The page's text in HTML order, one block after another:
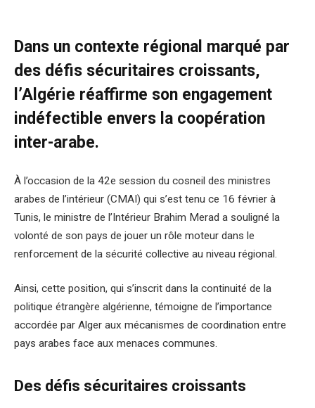
Dans un contexte régional marqué par
des défis sécuritaires croissants,
l’Algérie réaffirme son engagement
indéfectible envers la coopération
inter-arabe.
À l’occasion de la 42e session du cosneil des ministres
arabes de l’intérieur (CMAI) qui s’est tenu ce 16 février à
Tunis, le ministre de l’Intérieur Brahim Merad a souligné la
volonté de son pays de jouer un rôle moteur dans le
renforcement de la sécurité collective au niveau régional.
Ainsi, cette position, qui s’inscrit dans la continuité de la
politique étrangère algérienne, témoigne de l’importance
accordée par Alger aux mécanismes de coordination entre
pays arabes face aux menaces communes.
Des défis sécuritaires croissants